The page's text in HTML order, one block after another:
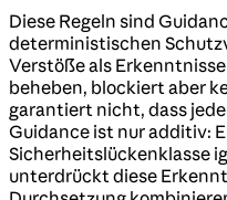
Diese Regeln sind
deterministischen
Verstöße als
beheben, blockiert aber
garantiert nicht, dass
Guidance ist nur additiv:
Sicherheitslückenklasse
unterdrückt diese